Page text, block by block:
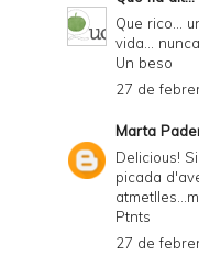
Que rico...
vida...
Un beso
27 de
Marta
Delicious!
picada
Ptnts
27 de